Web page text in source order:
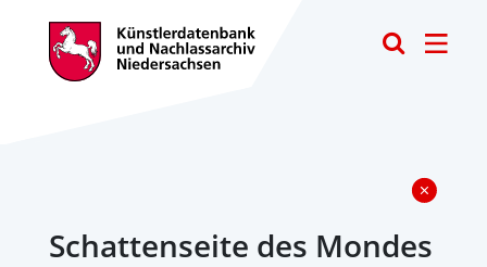
Schattenseite des Mondes